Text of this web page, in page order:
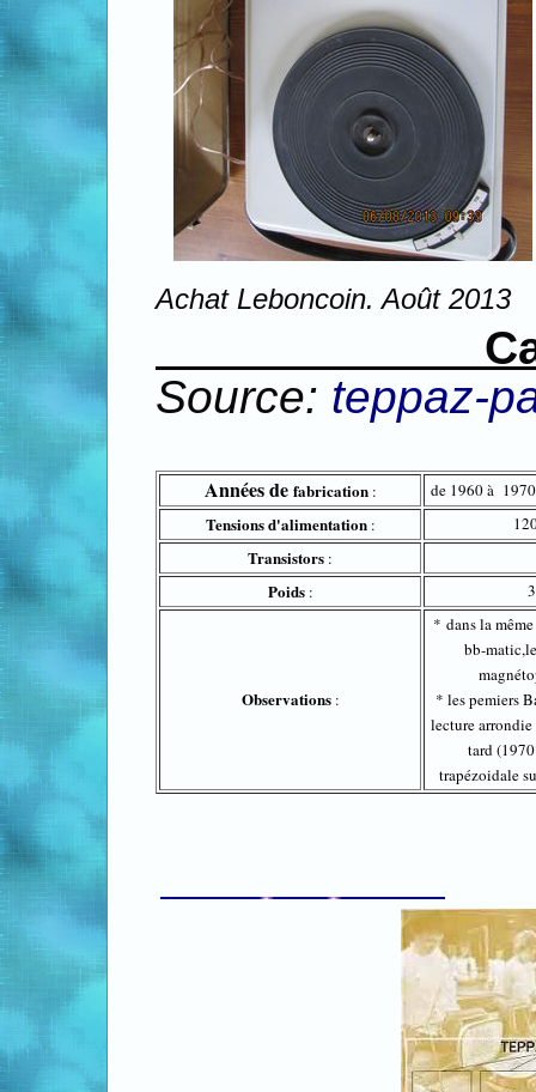
Achat Leboncoin. Août 2013
Source: teppaz-
Années de fabrication : de 1960 à 1970
Tensions d'alimentation :
Transistors :
Poids :
Observations:
* dans la
bb-
* les pemiers
lecture
tard
trapézoidale